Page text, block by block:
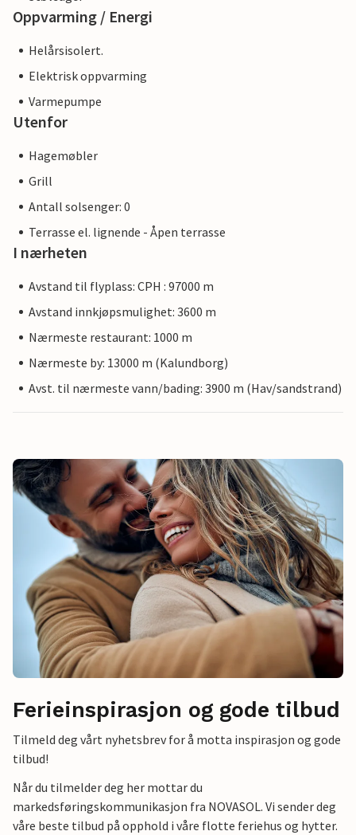
Oppvarming / Energi
Helårsisolert.
Elektrisk oppvarming
Varmepumpe
Utenfor
Hagemøbler
Grill
Antall solsenger: 0
Terrasse el. lignende - Åpen terrasse
I nærheten
Avstand til flyplass: CPH : 97000 m
Avstand innkjøpsmulighet: 3600 m
Nærmeste restaurant: 1000 m
Nærmeste by: 13000 m (Kalundborg)
Avst. til nærmeste vann/bading: 3900 m (Hav/sandstrand)
Ferieinspirasjon og gode tilbud
Tilmeld deg vårt nyhetsbrev for å motta inspirasjon og gode
tilbud!
Når du tilmelder deg her mottar du
markedsføringskommunikasjon fra NOVASOL. Vi sender deg
våre beste tilbud på opphold i våre flotte feriehus og hytter.